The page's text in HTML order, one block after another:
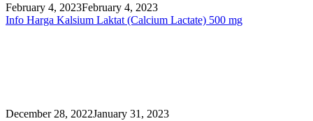
February 4, 2023February 4, 2023
Info Harga Kalsium Laktat (Calcium Lactate) 500 mg
December 28, 2022January 31, 2023